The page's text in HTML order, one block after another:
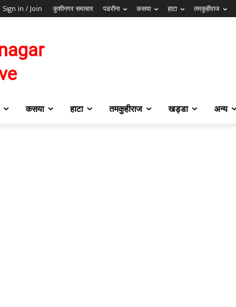
Sign in / Join कुशीनगर समाचार पडरौना कसया हाटा तमकुहीराज
कसया हाटा तमकुहीराज खड्डा अन्य